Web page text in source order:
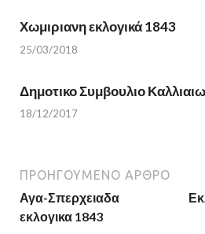
Χωμιριανη εκλογικά 1843
25/03/2018
Δημοτικο Συμβουλιο
18/12/2017
ΠΡΟΗΓΟΎΜΕΝΟ ΆΡΘΡΟ
Αγα-Σπερχειαδα
εκλογικα 1843